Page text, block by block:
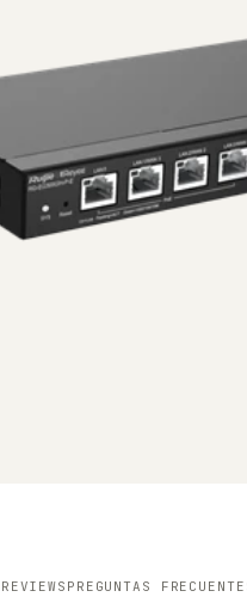
REVIEWS PREGUNTAS